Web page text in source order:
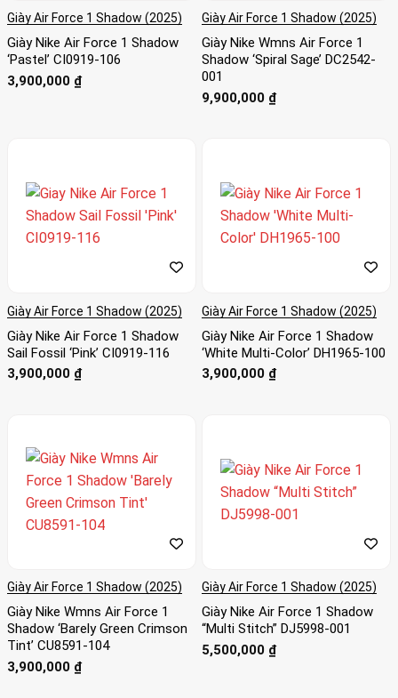
Shadow không chỉ là đôi giày; nó là một tuyên bố
thời trang mạnh mẽ.
Giày Air Force 1 Shadow (2025)
Giày Nike Air Force 1 Shadow
‘Pastel’ CI0919-106
3,900,000 ₫
Giày Air Force 1 Shadow (2025)
Giày Nike Wmns Air Force 1
Shadow ‘Spiral Sage’ DC2542-
001
9,900,000 ₫
Giày Air Force 1 Shadow (2025)
Giày Nike Air Force 1 Shadow
Sail Fossil ‘Pink’ CI0919-116
3,900,000 ₫
Giày Air Force 1 Shadow (2025)
Giày Nike Air Force 1 Shadow
‘White Multi-Color’ DH1965-100
3,900,000 ₫
Giày Air Force 1 Shadow (2025)
Giày Nike Wmns Air Force 1
Shadow ‘Barely Green Crimson
Tint’ CU8591-104
3,900,000 ₫
Giày Air Force 1 Shadow (2025)
Giày Nike Air Force 1 Shadow
“Multi Stitch” DJ5998-001
5,500,000 ₫